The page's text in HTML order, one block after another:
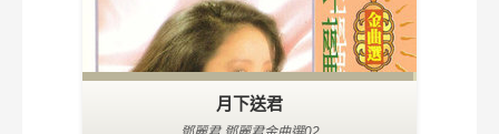
月下送君